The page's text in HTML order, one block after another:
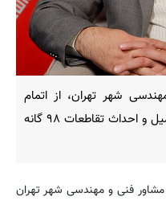
شهر تهران، از اتمام
مطالعات و طراحی‌های مربوط به تکمیل و احداث تقاطعات ۹۸ گانه
فنی و مهندسی شهر تهران